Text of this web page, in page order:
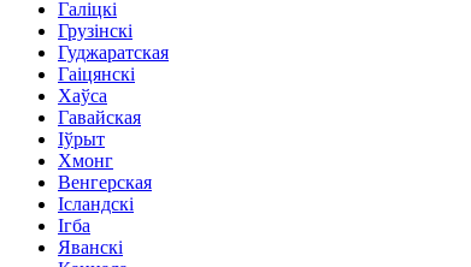
Галіцкі
Грузінскі
Гуджаратская
Гаіцянскі
Хаўса
Гавайская
Іўрыт
Хмонг
Венгерская
Ісландскі
Ігба
Яванскі